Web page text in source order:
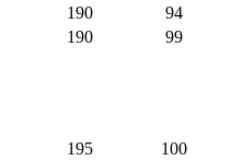
190
94
190
99
195 100